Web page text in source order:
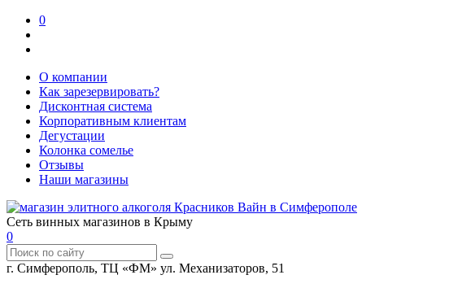
0
О компании
Как зарезервировать?
Дисконтная система
Корпоративным клиентам
Дегустации
Колонка сомелье
Отзывы
Наши магазины
Сеть винных магазинов в Крыму
0
г. Симферополь, ТЦ «ФМ» ул. Механизаторов, 51